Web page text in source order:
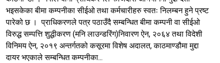
भइसकेका बीमा कम्पनीका सीईओ तथा कर्मचारीहरु स्वतः निलम्बन हुने प्रष्ट
पारेको छ । प्राधिकरणले पत्र पठाउँदै सम्बन्धित बीमा कम्पनी वा सीईओ
विरुद्ध सम्पत्ति शुद्धीकरण (मनि लाउन्डरिंग)निवारण ऐन, २०६४ तथा विदेशी
विनिमय ऐन, २०१९ अन्तर्गतको कसूरमा विशेष अदालत, काठमाण्डौमा मुद्दा
दायर भएकाले सम्बन्धित कम्पनीका...